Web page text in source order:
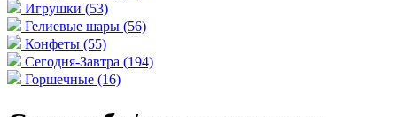
Игрушки (53)
Гелиевые шары (56)
Конфеты (55)
Сегодня-Завтра (194)
Горшечные (16)